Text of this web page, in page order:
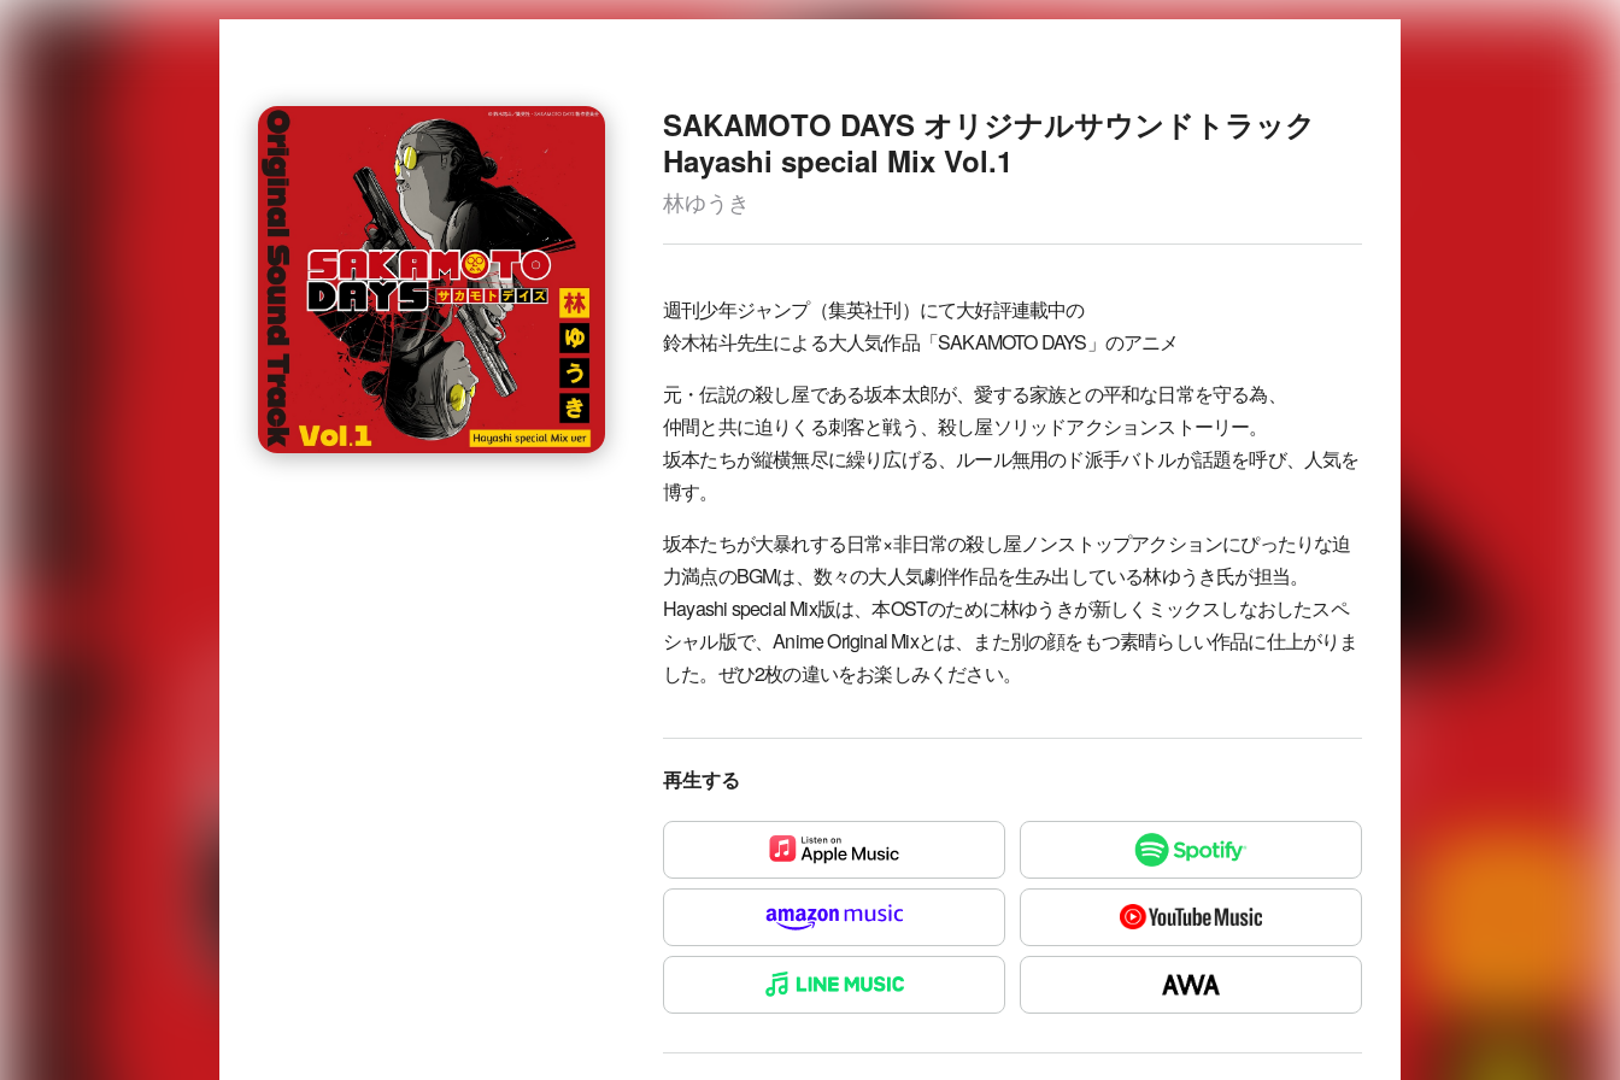
SAKAMOTO DAYS オリジナルサウンドトラック
Hayashi special Mix Vol.1
林ゆうき
週刊少年ジャンプ（集英社刊）にて大好評連載中の
鈴木祐斗先生による大人気作品「SAKAMOTO DAYS」のアニメ
元・伝説の殺し屋である坂本太郎が、愛する家族との平和な日常を守る為、
仲間と共に迫りくる刺客と戦う、殺し屋ソリッドアクションストーリー。
坂本たちが縦横無尽に繰り広げる、ルール無用のド派手バトルが話題を呼び、人気を
博す。
坂本たちが大暴れする日常×非日常の殺し屋ノンストップアクションにぴったりな迫
力満点のBGMは、数々の大人気劇伴作品を生み出している林ゆうき氏が担当。
Hayashi special Mix版は、本OSTのために林ゆうきが新しくミックスしなおしたスペ
シャル版で、Anime Original Mixとは、また別の顔をもつ素晴らしい作品に仕上がりま
した。ぜひ2枚の違いをお楽しみください。
再生する